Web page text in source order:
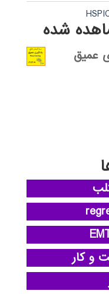
شده
عمیق
و کار